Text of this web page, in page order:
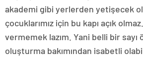
akademi gibi yerlerden yetişecek
çocuklarımız için bu kapı açık
vermemek lazım. Yani belli bir sayı
oluşturma bakımından isabetli